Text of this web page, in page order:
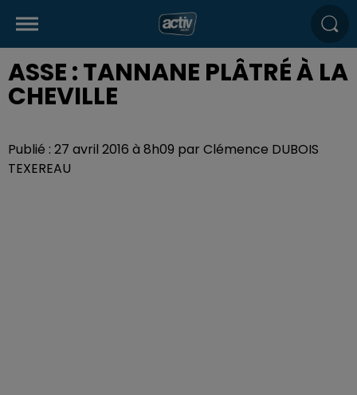
ASSE : TANNANE PLÂTRÉ À LA
CHEVILLE
Publié : 27 avril 2016 à 8h09 par Clémence DUBOIS
TEXEREAU